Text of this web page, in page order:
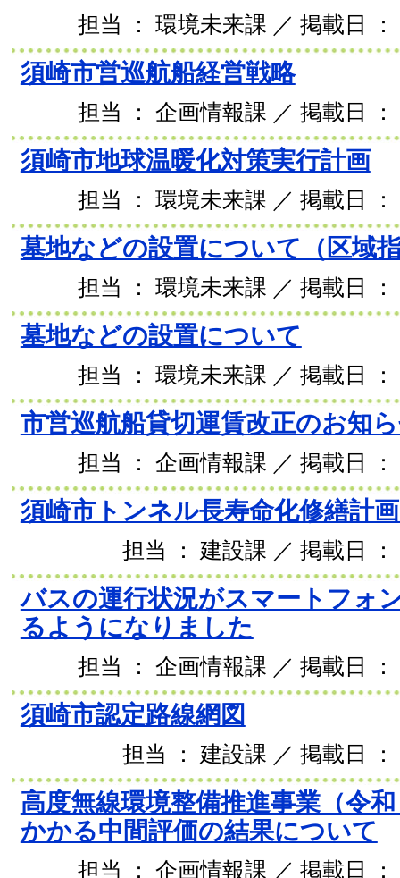
担当 ： 環境未来課 ／ 掲載日 ：
須崎市営巡航船経営戦略
担当 ： 企画情報課 ／ 掲載日 ：
須崎市地球温暖化対策実行計画
担当 ： 環境未来課 ／ 掲載日 ：
墓地などの設置について（区域
担当 ： 環境未来課 ／ 掲載日 ：
墓地などの設置について
担当 ： 環境未来課 ／ 掲載日 ：
市営巡航船貸切運賃改正のお知
担当 ： 企画情報課 ／ 掲載日 ：
須崎市トンネル長寿命化修繕計
担当 ： 建設課 ／ 掲載日
バスの運行状況がスマートフォ
るようになりました
担当 ： 企画情報課 ／ 掲載日 ：
須崎市認定路線網図
担当 ： 建設課 ／ 掲載日
高度無線環境整備推進事業（令
かかる中間評価の結果について
担当 ： 企画情報課 ／ 掲載日 ：